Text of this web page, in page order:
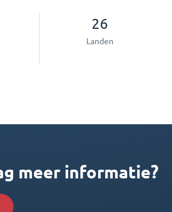
26
Landen
meer informatie?